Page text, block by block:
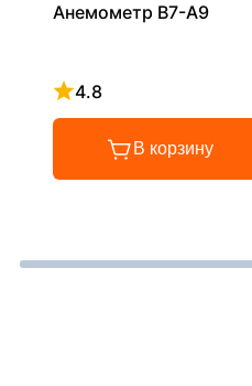
Анемометр В7-А9
4.8
Рейтинг 4.8 из 5
В корзину